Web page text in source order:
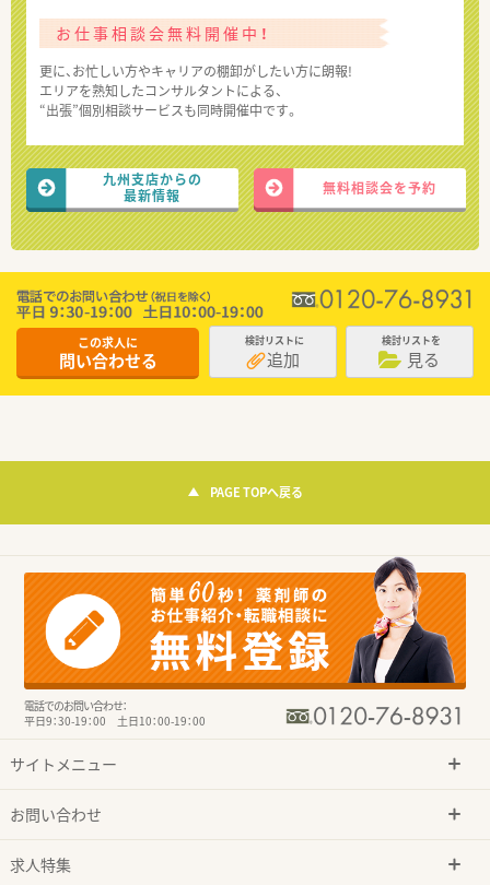
お仕事相談会無料開催中！
更に、お忙しい方やキャリアの棚卸がしたい方に朗報!
エリアを熟知したコンサルタントによる、
“出張”個別相談サービスも同時開催中です。
九州支店からの
最新情報
無料相談会を予約
この求人に
問い合わせる
検討リストに
追加
検討リストを
見る
PAGE TOPへ戻る
電話でのお問い合わせ：
平日9：30-19：00 土日10：00-19：00
サイトメニュー
お問い合わせ
求人特集